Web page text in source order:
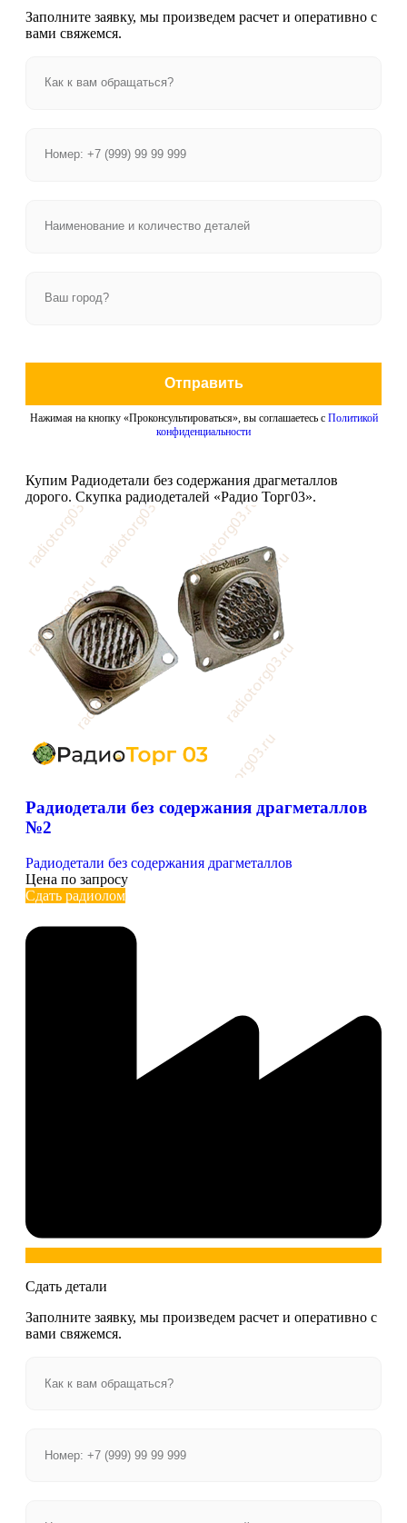
Заполните заявку, мы произведем расчет и оперативно с
вами свяжемся.
Отправить
Нажимая на кнопку «Проконсультироваться», вы соглашаетесь с Политикой
конфиденциальности
Купим Радиодетали без содержания драгметаллов
дорого. Скупка радиодеталей «Радио Торг03».
Радиодетали без содержания драгметаллов
№2
Радиодетали без содержания драгметаллов
Цена по запросу
Сдать радиолом
Сдать детали
Заполните заявку, мы произведем расчет и оперативно с
вами свяжемся.